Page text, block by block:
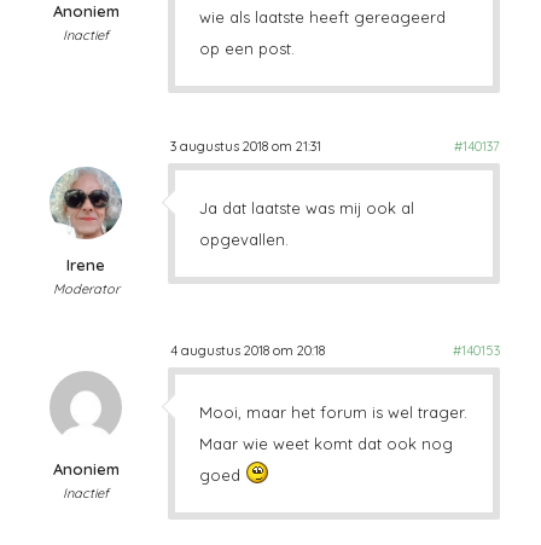
Anoniem
Inactief
wie als laatste heeft gereageerd
op een post.
3 augustus 2018 om 21:31 #140137
Irene
Moderator
Ja dat laatste was mij ook al
opgevallen.
4 augustus 2018 om 20:18 #140153
Anoniem
Inactief
Mooi, maar het forum is wel trager.
Maar wie weet komt dat ook nog
goed